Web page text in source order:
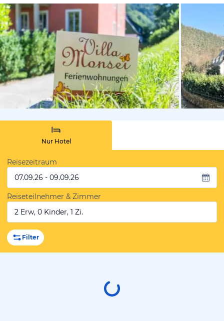
von
Nur Hotel
Reisezeitraum
07.09.26 - 09.09.26
Reiseteilnehmer & Zimmer
2 Erw, 0 Kinder, 1 Zi.
Filter